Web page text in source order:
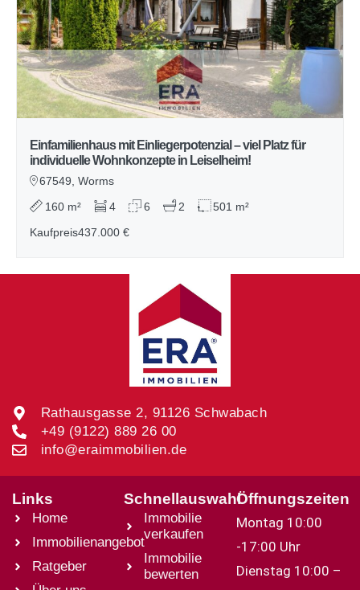
Einfamilienhaus mit Einliegerpotenzial – viel Platz für
individuelle Wohnkonzepte in Leiselheim!
67549, Worms
160 m² 4 6 2
501 m²
Kaufpreis437.000 €
Rathausgasse 2, 91126 Schwabach
+49 (9122) 889 26 00
info@eraimmobilien.de
Links
Home
Immobilienangebot
Ratgeber
Schnellauswahl
Immobilie
verkaufen
Immobilie
bewerten
Öffnungszeiten
Montag 10:00
-17:00 Uhr
Dienstag 10:00 –